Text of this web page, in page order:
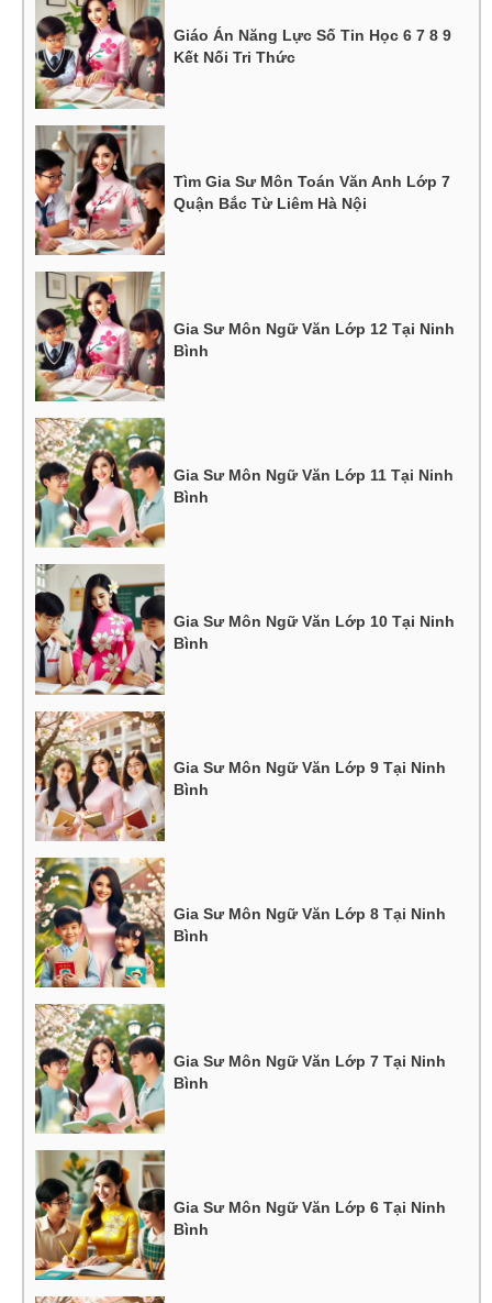
Giáo Án Năng Lực Số Tin Học 6 7 8 9
Kết Nối Tri Thức
Tìm Gia Sư Môn Toán Văn Anh Lớp 7
Quận Bắc Từ Liêm Hà Nội
Gia Sư Môn Ngữ Văn Lớp 12 Tại Ninh
Bình
Gia Sư Môn Ngữ Văn Lớp 11 Tại Ninh
Bình
Gia Sư Môn Ngữ Văn Lớp 10 Tại Ninh
Bình
Gia Sư Môn Ngữ Văn Lớp 9 Tại Ninh
Bình
Gia Sư Môn Ngữ Văn Lớp 8 Tại Ninh
Bình
Gia Sư Môn Ngữ Văn Lớp 7 Tại Ninh
Bình
Gia Sư Môn Ngữ Văn Lớp 6 Tại Ninh
Bình